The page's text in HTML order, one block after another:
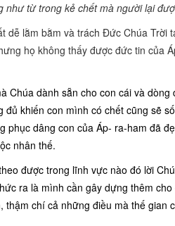
từ trong kẻ chết mà người lại
dễ lằm bằm và trách Đức Chúa Trời
họ không thấy được đức tin của
Chúa dành sẵn cho con cái và dòng
khiến con mình có chết cũng sẽ
dâng con của Áp- ra-ham đã
nhân thế.
được trong lĩnh vực nào đó lời
ra là mình cần gây dựng thêm
chí cả những điều mà thế gian